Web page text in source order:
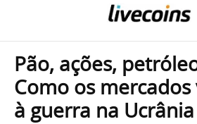
Pão, ações,
Como os
à guerra na Ucrânia